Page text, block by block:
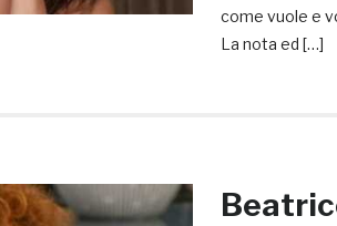
come vuole e
La nota ed […]